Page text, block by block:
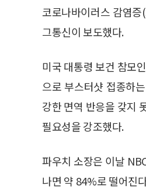
코로나바이러스 감염
그통신이 보도했다.
미국 대통령 보건 참모
으로 부스터샷 접종하
강한 면역 반응을 갖지
필요성을 강조했다.
파우치 소장은 이날
나면 약 84%로 떨어진